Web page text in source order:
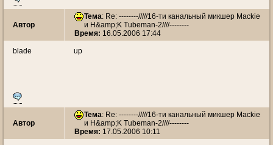
Автор
Тема: Re: --------/////16-ти канальный микшер Mackie
и H&amp;K Tubeman-2////--------
Время: 16.05.2006 17:44
blade up
Автор
Тема: Re: --------/////16-ти канальный микшер Mackie
и H&amp;K Tubeman-2////--------
Время: 17.05.2006 10:11